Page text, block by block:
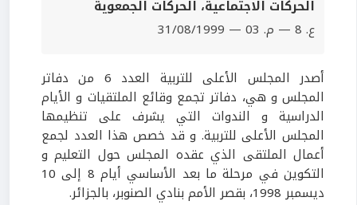
الحركات الاجتماعية، الحركات الجمعوية
ع. 8 — م. 03 — 31/08/1999
أصدر المجلس الأعلى للتربية العدد 6 من دفاتر
المجلس و هي، دفاتر تجمع وقائع الملتقيات و الأيام
الدراسية و الندوات التي يشرف على تنظيمها
المجلس الأعلى للتربية. و قد خصص هذا العدد لجمع
أعمال الملتقى الذي عقده المجلس حول التعليم و
التكوين في مرحلة ما بعد الأساسي أيام 8 إلى 10
ديسمبر 1998، بقصر الأمم بنادي الصنوبر، بالجزائر.